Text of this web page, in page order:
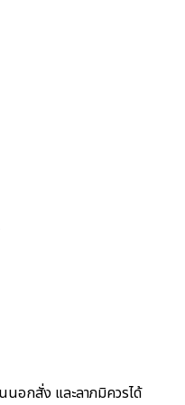
นอกสั่ง และลาภมิควรได้